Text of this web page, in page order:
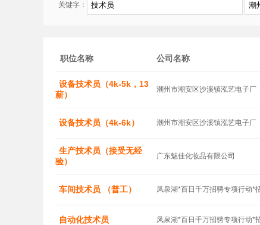
关键字：
职位名称 公司名称
设备技术员（4k-5k，13
薪）
潮州市潮安区沙溪镇泓艺电子厂
设备技术员（4k-6k） 潮州市潮安区沙溪镇泓艺电子厂
生产技术员（接受无经
验）
广东魅佳化妆品有限公司
车间技术员 （普工） 凤泉湖*百日千万招骋专项行动*
自动化技术员 凤泉湖*百日千万招骋专项行动*